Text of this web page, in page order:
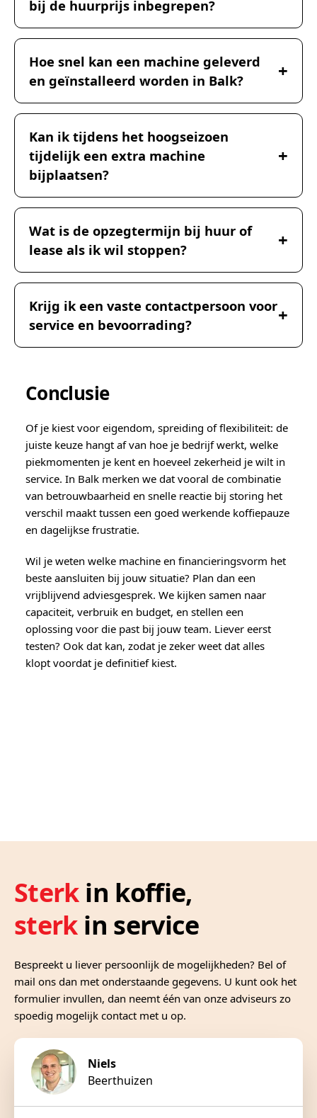
bij de huurprijs inbegrepen?
Hoe snel kan een machine geleverd
en geïnstalleerd worden in Balk?
Kan ik tijdens het hoogseizoen
tijdelijk een extra machine
bijplaatsen?
Wat is de opzegtermijn bij huur of
lease als ik wil stoppen?
Krijg ik een vaste contactpersoon voor
service en bevoorrading?
Conclusie
Of je kiest voor eigendom, spreiding of flexibiliteit: de
juiste keuze hangt af van hoe je bedrijf werkt, welke
piekmomenten je kent en hoeveel zekerheid je wilt in
service. In Balk merken we dat vooral de combinatie
van betrouwbaarheid en snelle reactie bij storing het
verschil maakt tussen een goed werkende koffiepauze
en dagelijkse frustratie.
Wil je weten welke machine en financieringsvorm het
beste aansluiten bij jouw situatie? Plan dan een
vrijblijvend adviesgesprek. We kijken samen naar
capaciteit, verbruik en budget, en stellen een
oplossing voor die past bij jouw team. Liever eerst
testen? Ook dat kan, zodat je zeker weet dat alles
klopt voordat je definitief kiest.
Sterkin koffie,
sterkin service
Bespreekt u liever persoonlijk de mogelijkheden? Bel of
mail ons dan met onderstaande gegevens. U kunt ook het
formulier invullen, dan neemt één van onze adviseurs zo
spoedig mogelijk contact met u op.
Niels
Beerthuizen